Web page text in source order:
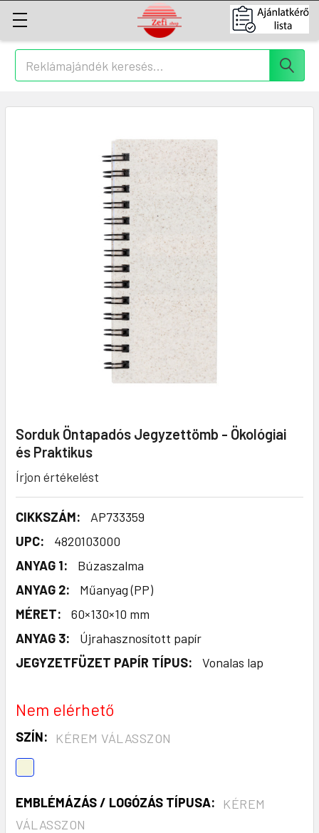
Keresés
Sorduk Öntapadós Jegyzettömb - Ökológiai
és Praktikus
Írjon értékelést
CIKKSZÁM:
AP733359
UPC:
4820103000
ANYAG 1:
Búzaszalma
ANYAG 2:
Műanyag (PP)
MÉRET:
60×130×10 mm
ANYAG 3:
Újrahasznosított papír
JEGYZETFÜZET PAPÍR TÍPUS:
Vonalas lap
Nem elérhető
SZÍN: KÉREM VÁLASSZON
EMBLÉMÁZÁS / LOGÓZÁS TÍPUSA:
KÉREM
VÁLASSZON